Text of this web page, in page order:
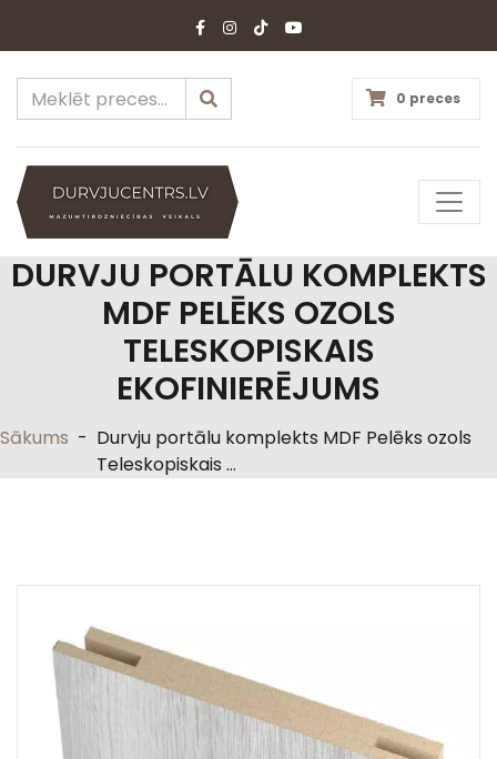
0 preces
DURVJU PORTĀLU KOMPLEKTS
MDF PELĒKS OZOLS
TELESKOPISKAIS
EKOFINIERĒJUMS
Sākums - Durvju portālu komplekts MDF Pelēks ozols
Teleskopiskais ...